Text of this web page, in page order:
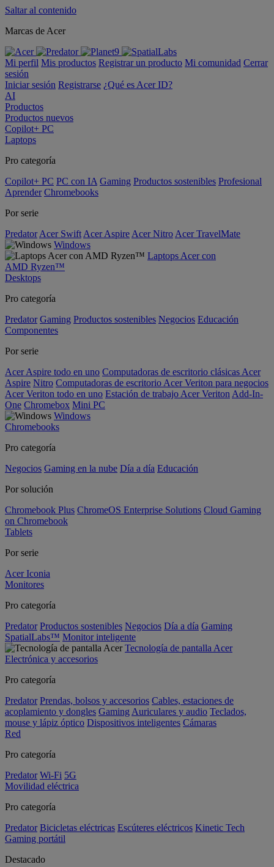
Saltar al contenido
Marcas de Acer
Mi perfil Mis productos Registrar un producto Mi comunidad Cerrar
sesión
Iniciar sesión Registrarse ¿Qué es Acer ID?
AI
Productos
Productos nuevos
Copilot+ PC
Laptops
Pro categoría
Copilot+ PC PC con IA Gaming Productos sostenibles Profesional
Aprender Chromebooks
Por serie
Predator Acer Swift Acer Aspire Acer Nitro Acer TravelMate
Windows
Laptops Acer con
AMD Ryzen™
Desktops
Pro categoría
Predator Gaming Productos sostenibles Negocios Educación
Componentes
Por serie
Acer Aspire todo en uno Computadoras de escritorio clásicas Acer
Aspire Nitro Computadoras de escritorio Acer Veriton para negocios
Acer Veriton todo en uno Estación de trabajo Acer Veriton Add-In-
One Chromebox Mini PC
Windows
Chromebooks
Pro categoría
Negocios Gaming en la nube Día a día Educación
Por solución
Chromebook Plus ChromeOS Enterprise Solutions Cloud Gaming
on Chromebook
Tablets
Por serie
Acer Iconia
Monitores
Pro categoría
Predator Productos sostenibles Negocios Día a día Gaming
SpatialLabs™ Monitor inteligente
Tecnología de pantalla Acer
Electrónica y accesorios
Pro categoría
Predator Prendas, bolsos y accesorios Cables, estaciones de
acoplamiento y dongles Gaming Auriculares y audio Teclados,
mouse y lápiz óptico Dispositivos inteligentes Cámaras
Red
Pro categoría
Predator Wi-Fi 5G
Movilidad eléctrica
Pro categoría
Predator Bicicletas eléctricas Escúteres eléctricos Kinetic Tech
Gaming portátil
Destacado